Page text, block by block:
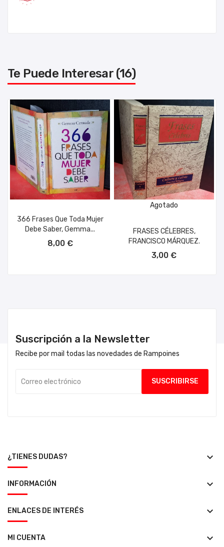
Te Puede Interesar (16)
366 Frases Que Toda Mujer
Debe Saber, Gemma...
8,00 €
Agotado
FRASES CÉLEBRES,
FRANCISCO MÁRQUEZ.
3,00 €
Suscripción a la Newsletter
Recibe por mail todas las novedades de Rampoines
¿TIENES DUDAS? keyboard_arrow_down
INFORMACIÓN keyboard_arrow_down
ENLACES DE INTERÉS keyboard_arrow_down
MI CUENTA keyboard_arrow_down